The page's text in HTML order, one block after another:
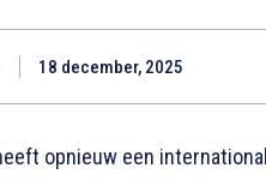
18 december, 2025
opnieuw een